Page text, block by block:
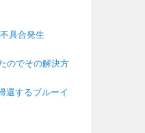
具合発生
のでその解決方
還するブルーイ